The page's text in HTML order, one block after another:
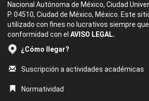
Nacional Autónoma de México, Ciudad
P. 04510, Ciudad de México, México. Este
utilizado con fines no lucrativos siempre
conformidad con el AVISO LEGAL.
¿Cómo llegar?
Suscripción a actividades académicas
Normatividad